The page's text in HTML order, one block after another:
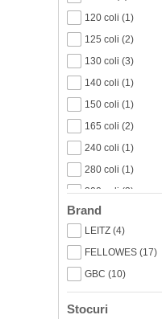
120 coli (1)
125 coli (2)
130 coli (3)
140 coli (1)
150 coli (1)
165 coli (2)
240 coli (1)
280 coli (1)
300 coli (3)
300-500 coli (2)
500 coli (6)
Brand
LEITZ (4)
FELLOWES (17)
GBC (10)
Stocuri